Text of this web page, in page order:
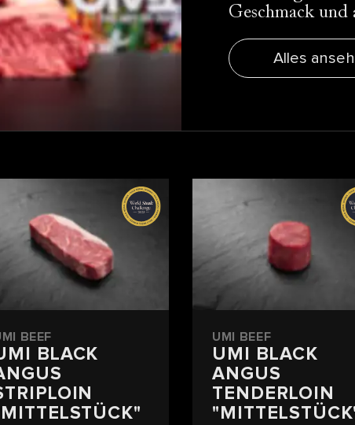
Geschmack
Alles
BEEF
BLACK
UMI BEEF
UMI BLACK
ANGUS
TENDERLOIN